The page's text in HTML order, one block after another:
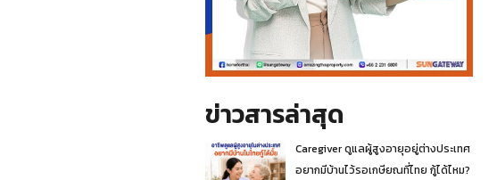
ข่าวสารล่าสุด
Caregiver ดูแลผู้สูงอายุอยู่ต่างประเทศ
อยากมีบ้านไว้รอเกษียณที่ไทย กู้ได้ไหม?